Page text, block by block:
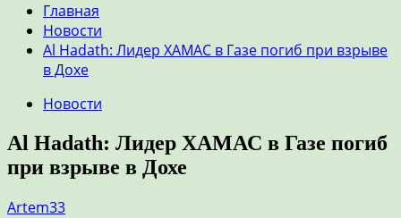
Главная
Новости
Al Hadath: Лидер ХАМАС в Газе погиб при взрыве
в Дохе
Новости
Al Hadath: Лидер ХАМАС в Газе погиб
при взрыве в Дохе
Artem33